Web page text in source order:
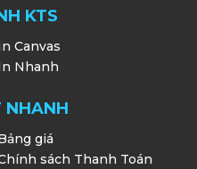
KTS
Canvas
Nhanh
NHANH
giá
sách Thanh Toán